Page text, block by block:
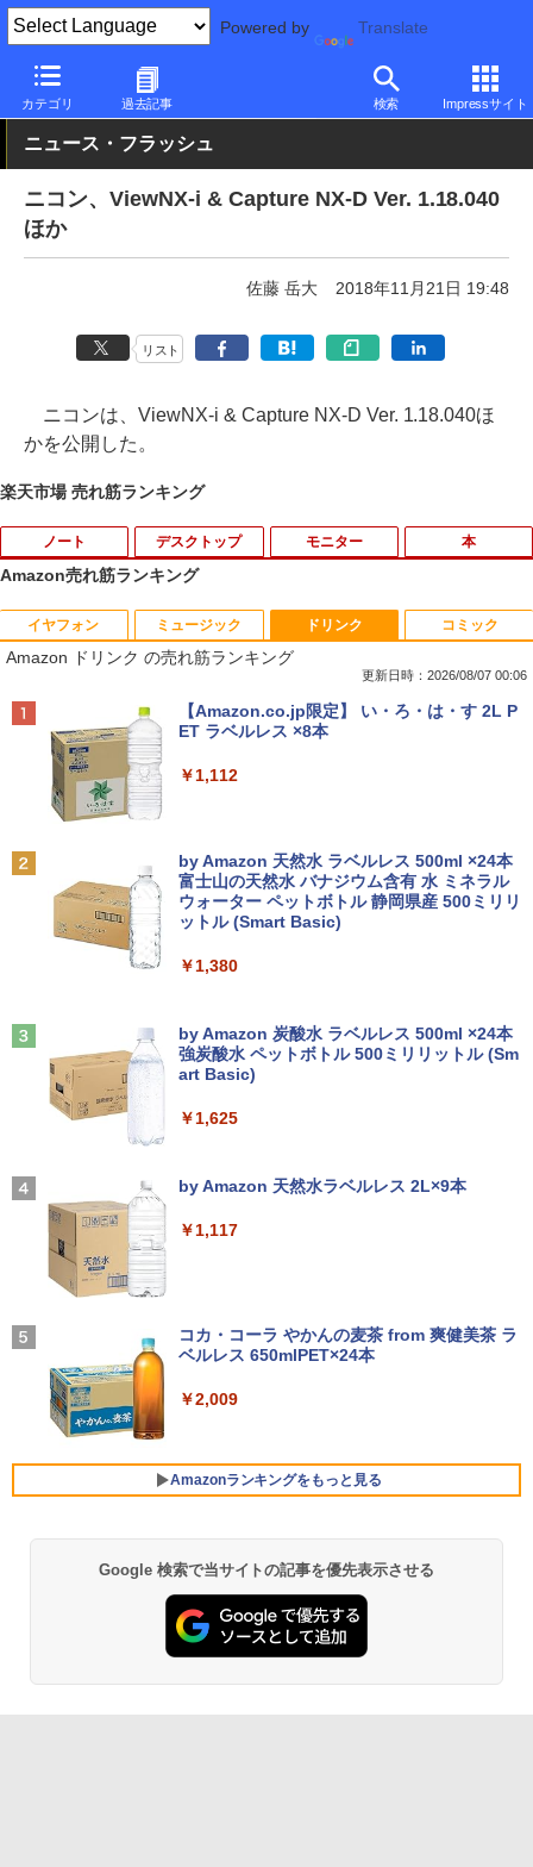
Powered by Translate
カテゴリ 過去記事 検索 Impressサイト
PC Watch 半導体/周辺機器
ニュース・フラッシュ
ニコン、ViewNX-i & Capture NX-D Ver. 1.18.040
ほか
佐藤 岳大 2018年11月21日 19:48
リスト
ニコンは、ViewNX-i & Capture NX-D Ver. 1.18.040ほ
かを公開した。
楽天市場 売れ筋ランキング
ノート
1
中古ノートパソコン 新生活セット 2026
Windows11搭載 Office付き 15.6型 大手
メーカー 第6〜8世代 Core i3/i5 メモリ8
GB SSD最大1TB 高速SSD搭載 初期設定
済み テレワーク応援 在宅勤務 学生向け
FU25-repc ノートPC 中古パソコン
￥13,900
＼8月限定エントリーでP10倍／【中古】
ノートパソコン windows11 office付き
Lenovo レノボ ThinkPad L390 20NSS2
5A00 Core i5 8世代 メモリー8GB 高速S
パソコン すぐ使える オフィス付きPC 送
￥22,770
ノートパソコン Surface Pro 5 高性能第
2.3型 2K液晶(2560x1440) Wi-Fi Mini-D
P Bluetooth SurfaceConnect USB3.0
￥24,890
MS Office 2024 H&B 搭載｜中古ノート
パソコン Windows11 Office付｜Dynab
リ 8GB SSD 256GB 15.6型 WEBカメラ
テンキー HDMI 無線 Wi-Fi 整備済み 新品
￥29,800
MS Office 2024 H&B 搭載｜14型 WEB
カメラ 指紋認証 搭載モデル｜中古 ノー
トパソコン Windows11 Office 付き｜D
ell Latitude 5400｜Core i5 第8世代 以
降 1.60GHz 4コア 8スレッド メモリ 8G
B SSD 256GB｜中古パソコン 中古ノー
デスクトップ
1
【訳あり品】中古パソコン | NEC | Mate
MKM34B-1 | Windows11 | デスクトップ
| 一年保証 | 第7世代 | Core i5 7500 3.4
(〜最大3.8)GHz | MEM:8GB | SSD:256G
B | DVD-ROM | 無線LAN:あり | Win11Pr
o64bit
￥10,000
【マラソンセール期間中ポイント5倍】中
古デスクトップパソコン 第8世代 Core i5
Windows11 高速SSD128GB メモリ8GB
Type-C DisplayPort Lenovo ThinkStat
証 送料無料
ャンス】GMKtec ミニpc G3S【Intel N9
最大3.4GHz WIFI5 BT5.0 小型 M.2 2242
ミニパソコン 2画面 超静音 超軽量 高性
能 みにpc nucbox 省エネ 小型 コンパク
ト
500T メモリ16GB SSD256GB Windows
11Pro 省スペース 小型 デスクトップPC
5
【展示品・代引不可】 富士通 FUJITSU
デスクトップPC FMV Desktop Fシリー
ズ F55-K1 23.8型/ Core i5-1235U/ メモ
リ 16GB/ SSD 512GB/ Windows 11/ 20
24 Office付き/ 2025年1月モデル
モニター
1
【500円クーポン＋ポイント最大31.5%還
元！】モバイルモニター 15.6 インチ FH
D 1920×1080 1080P Fast IPS パネル 非
光沢 1000:1 高コントラスト 超軽量 600
g スピーカー内蔵 Type-C/HDMI 接続 PS
5/Switch/PC/スマホ対応
￥8,490
Dell モニター 19インチ P1917S IPSパネ
ル 1280x1024 スクエア HDMI USBハブ
高さ調整 中古ディスプレイ
【楽天1位!1,600円OFFクーポン 8/4 20:
00-8/11 01:59】Xiaomi Monitor A24i 20
26 ディスプレイ 1080P 23.8インチ 144
万色 300nits ΔE＜1 低ブルーライト 大
P1.4 sRGB128％ IPS Adaptive-Sync ブ
ルーライトカット 非光沢 フリッカーフリ
ゼン
モニター 14インチ 2K 2160x1440 3:2 ア
スペクト 100%sRGB 400cd/m? 光沢IPS
パネル 色鮮やか 470g 超軽量 Type-C対
応 miniHDMI モニター サブディスプレイ
テレワーク EVICIV
本
1
【送料無料】感動する地図帖 世界って面
白い!となる100テーマ／イアン・ライト
／Infographic．ly／片山美佳子
￥2,420
￥3,520
Aランクパーティを離脱した俺は、元教
￥792
【共和国編】 02 【電子書籍】[ 三
嶋 与夢 ]
￥924
Amazon売れ筋ランキング
イヤフォン
Anker Soundcore P40i オフホワイト
Anker Soundcore P31i ブラック
￥5,990
ンク
￥-
レスイヤホン bluetooth イヤホン V12 小型
軽量 ブルートゥースHi-Fi 最大36時間再生 ぶ
るーとゅーす コードレス ENCノイズキャン
セリング 自動ペアリング Type-C充電 マイク
￥1,964
Xiaomi シャオミ REDMI Buds 8 Lite ワイヤ
￥2,980
ミュージック
BRUCE WAYNE feat. Flo Milli, ATL Jacob
[Explicit]
￥250
BRUCE WAYNE feat. Flo Milli, ATL Jacob
[Explicit]
￥250
￥250
￥250
ドリンク
Amazon ドリンク の売れ筋ランキング
更新日時：2026/08/07 00:06
【Amazon.co.jp限定】 い・ろ・は・す 2L P
ET ラベルレス ×8本
￥1,112
by Amazon 天然水 ラベルレス 500ml ×24本
富士山の天然水 バナジウム含有 水 ミネラル
ウォーター ペットボトル 静岡県産 500ミリリ
ットル (Smart Basic)
￥1,380
by Amazon 炭酸水 ラベルレス 500ml ×24本
強炭酸水 ペットボトル 500ミリリットル (Sm
art Basic)
￥1,625
by Amazon 天然水ラベルレス 2L×9本
￥1,117
コカ・コーラ やかんの麦茶 from 爽健美茶 ラ
ベルレス 650mlPET×24本
￥2,009
Amazonランキングをもっと見る
コミック
薬屋のひとりごと 17巻 (デジタル版ビッグガ
ンガンコミックス)
￥770
Google 検索で当サイトの記事を優先表示させる